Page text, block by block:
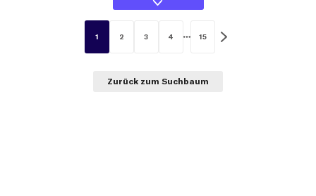
1 2 3 4 15
Zurück zum Suchbaum